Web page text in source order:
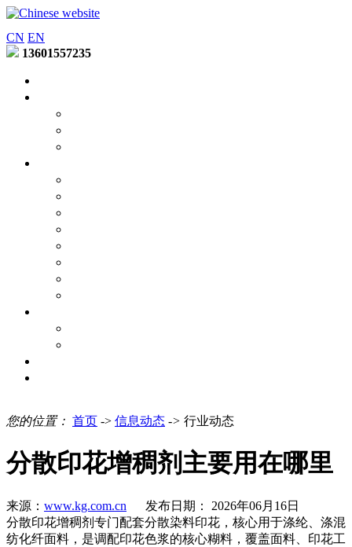
CN EN
13601557235
您的位置： 首页 -> 信息动态 -> 行业动态
分散印花增稠剂主要用在哪里
来源： www.kg.com.cn 发布日期： 2026年06月16日
分散印花增稠剂专门配套分散染料印花，核心用于涤纶、涤混
纺化纤面料，是调配印花色浆的核心糊料，覆盖面料、印花工